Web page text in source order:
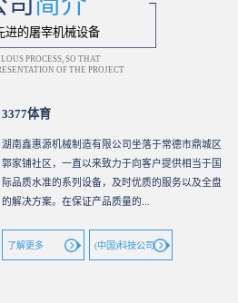
进的屠宰机械设备
PROCESS, SO THAT
OF THE PROJECT
3377体育
湖南鑫惠源机械制造有限公司坐落于常德市鼎城区
郭家铺社区，一直以来致力于向客户提供相当于国
际品质水准的系列设备，及时优质的服务以及全盘
的解决方案。在保证产品质量的...
了解更多 (中国)科技公司